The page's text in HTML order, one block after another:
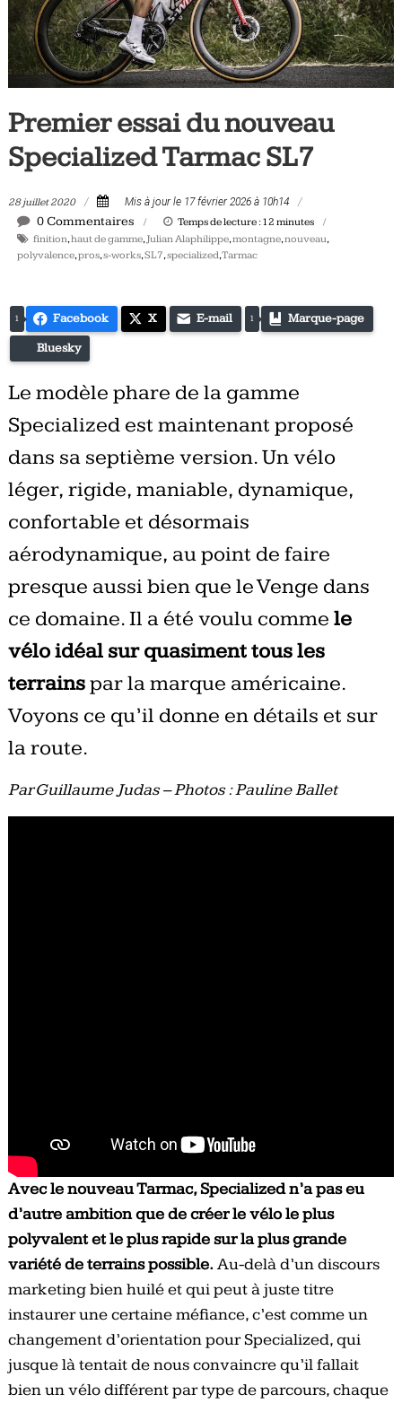
Tous
les
jours,
votre
vélo
et
triathlon
Premier essai du nouveau
Specialized Tarmac SL7
28 juillet 2020 Mis à jour le 17 février 2026 à 10h14
0 Commentaires Temps de lecture : 12 minutes
finition,haut de gamme,Julian Alaphilippe,montagne,nouveau,
polyvalence,pros,s-works,SL7,specialized,Tarmac
1 Facebook X E-mail 1 Marque-page
Bluesky
Le modèle phare de la gamme
Specialized est maintenant proposé
dans sa septième version. Un vélo
léger, rigide, maniable, dynamique,
confortable et désormais
aérodynamique, au point de faire
presque aussi bien que le Venge dans
ce domaine. Il a été voulu comme le
vélo idéal sur quasiment tous les
terrainspar la marque américaine.
Voyons ce qu’il donne en détails et sur
la route.
Par Guillaume Judas – Photos : Pauline Ballet
Avec le nouveau Tarmac, Specialized n’a pas eu
d’autre ambition que de créer le vélo le plus
polyvalent et le plus rapide sur la plus grande
variété de terrains possible.Au-delà d’un discours
marketing bien huilé et qui peut à juste titre
instaurer une certaine méfiance, c’est comme un
changement d’orientation pour Specialized, qui
jusque là tentait de nous convaincre qu’il fallait
bien un vélo différent par type de parcours, chaque